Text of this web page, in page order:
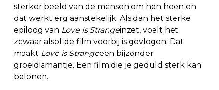
sterker beeld van de mensen om hen heen en
dat werkt erg aanstekelijk. Als dan het sterke
epiloog van Love is Strangeinzet, voelt het
zowaar alsof de film voorbij is gevlogen. Dat
maakt Love is Strangeeen bijzonder
groeidiamantje. Een film die je geduld sterk kan
belonen.